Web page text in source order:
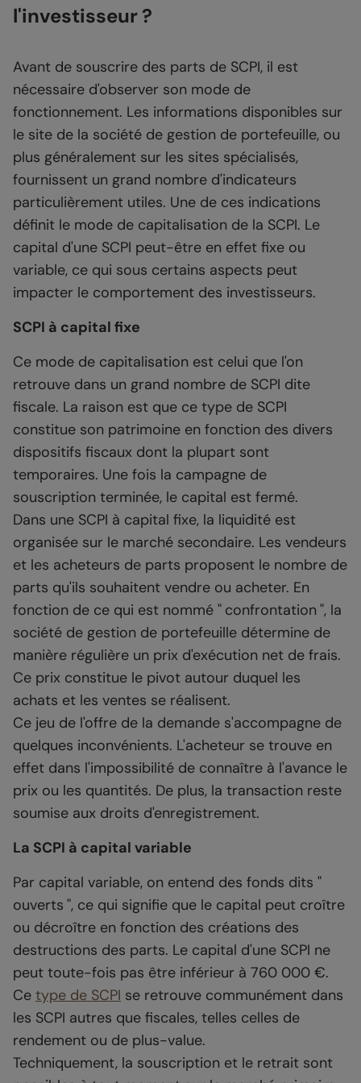
l'investisseur ?
Avant de souscrire des parts de SCPI, il est
nécessaire d'observer son mode de
fonctionnement. Les informations disponibles sur
le site de la société de gestion de portefeuille, ou
plus généralement sur les sites spécialisés,
fournissent un grand nombre d'indicateurs
particulièrement utiles. Une de ces indications
définit le mode de capitalisation de la SCPI. Le
capital d'une SCPI peut-être en effet fixe ou
variable, ce qui sous certains aspects peut
impacter le comportement des investisseurs.
SCPI à capital fixe
Ce mode de capitalisation est celui que l'on
retrouve dans un grand nombre de SCPI dite
fiscale. La raison est que ce type de SCPI
constitue son patrimoine en fonction des divers
dispositifs fiscaux dont la plupart sont
temporaires. Une fois la campagne de
souscription terminée, le capital est fermé.
Dans une SCPI à capital fixe, la liquidité est
organisée sur le marché secondaire. Les vendeurs
et les acheteurs de parts proposent le nombre de
parts qu'ils souhaitent vendre ou acheter. En
fonction de ce qui est nommé " confrontation ", la
société de gestion de portefeuille détermine de
manière régulière un prix d'exécution net de frais.
Ce prix constitue le pivot autour duquel les
achats et les ventes se réalisent.
Ce jeu de l'offre de la demande s'accompagne de
quelques inconvénients. L'acheteur se trouve en
effet dans l'impossibilité de connaître à l'avance le
prix ou les quantités. De plus, la transaction reste
soumise aux droits d'enregistrement.
La SCPI à capital variable
Par capital variable, on entend des fonds dits "
ouverts ", ce qui signifie que le capital peut croître
ou décroître en fonction des créations des
destructions des parts. Le capital d'une SCPI ne
peut toute-fois pas être inférieur à 760 000 €.
Ce type de SCPI se retrouve communément dans
les SCPI autres que fiscales, telles celles de
rendement ou de plus-value.
Techniquement, la souscription et le retrait sont